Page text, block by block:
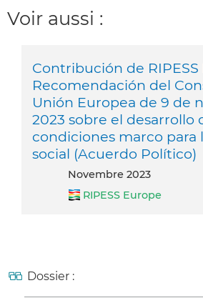
Voir aussi :
Contribución de RIPESS
Recomendación del
Unión Europea de 9 de
2023 sobre el desarrollo
condiciones marco para
social (Acuerdo Político)
novembre 2023
RIPESS Europe
Dossier :